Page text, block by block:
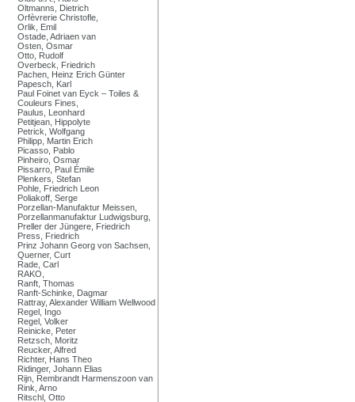
Oltmanns, Dietrich
Orfèvrerie Christofle,
Orlik, Emil
Ostade, Adriaen van
Osten, Osmar
Otto, Rudolf
Overbeck, Friedrich
Pachen, Heinz Erich Günter
Papesch, Karl
Paul Foinet van Eyck – Toiles &
Couleurs Fines,
Paulus, Leonhard
Petitjean, Hippolyte
Petrick, Wolfgang
Philipp, Martin Erich
Picasso, Pablo
Pinheiro, Osmar
Pissarro, Paul Émile
Plenkers, Stefan
Pohle, Friedrich Leon
Poliakoff, Serge
Porzellan-Manufaktur Meissen,
Porzellanmanufaktur Ludwigsburg,
Preller der Jüngere, Friedrich
Press, Friedrich
Prinz Johann Georg von Sachsen,
Querner, Curt
Rade, Carl
RAKO,
Ranft, Thomas
Ranft-Schinke, Dagmar
Rattray, Alexander William Wellwood
Regel, Ingo
Regel, Volker
Reinicke, Peter
Retzsch, Moritz
Reucker, Alfred
Richter, Hans Theo
Ridinger, Johann Elias
Rijn, Rembrandt Harmenszoon van
Rink, Arno
Ritschl, Otto